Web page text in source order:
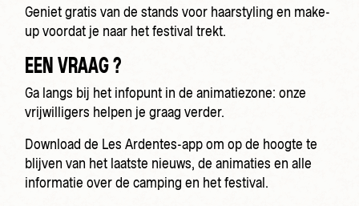
Geniet gratis van de stands voor haarstyling en make-
up voordat je naar het festival trekt.
EEN VRAAG ?
Ga langs bij het infopunt in de animatiezone: onze
vrijwilligers helpen je graag verder.
Download de Les Ardentes-app om op de hoogte te
blijven van het laatste nieuws, de animaties en alle
informatie over de camping en het festival.